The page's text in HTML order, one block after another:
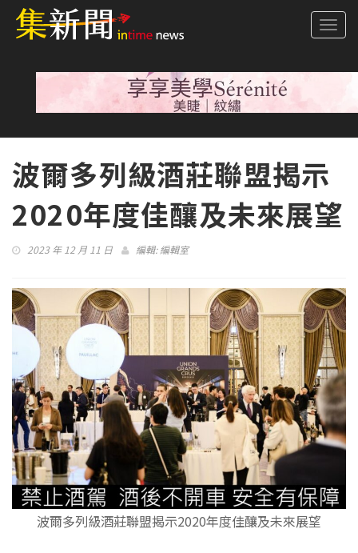
波爾多列級酒莊聯盟揭示
2020年度佳釀及未來展望
2023 年 12 月 11 日 編輯:編輯室
波爾多列級酒莊聯盟揭示2020年度佳釀及未來展望